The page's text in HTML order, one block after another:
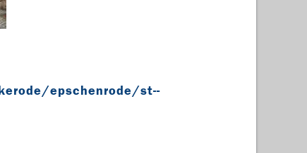
epschenrode/st-­